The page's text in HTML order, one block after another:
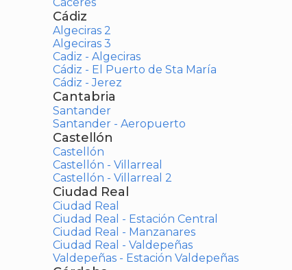
Cádiz
Algeciras 2
Algeciras 3
Cadiz - Algeciras
Cádiz - El Puerto de Sta María
Cádiz - Jerez
Cantabria
Santander
Santander - Aeropuerto
Castellón
Castellón
Castellón - Villarreal
Castellón - Villarreal 2
Ciudad Real
Ciudad Real
Ciudad Real - Estación Central
Ciudad Real - Manzanares
Ciudad Real - Valdepeñas
Valdepeñas - Estación Valdepeñas